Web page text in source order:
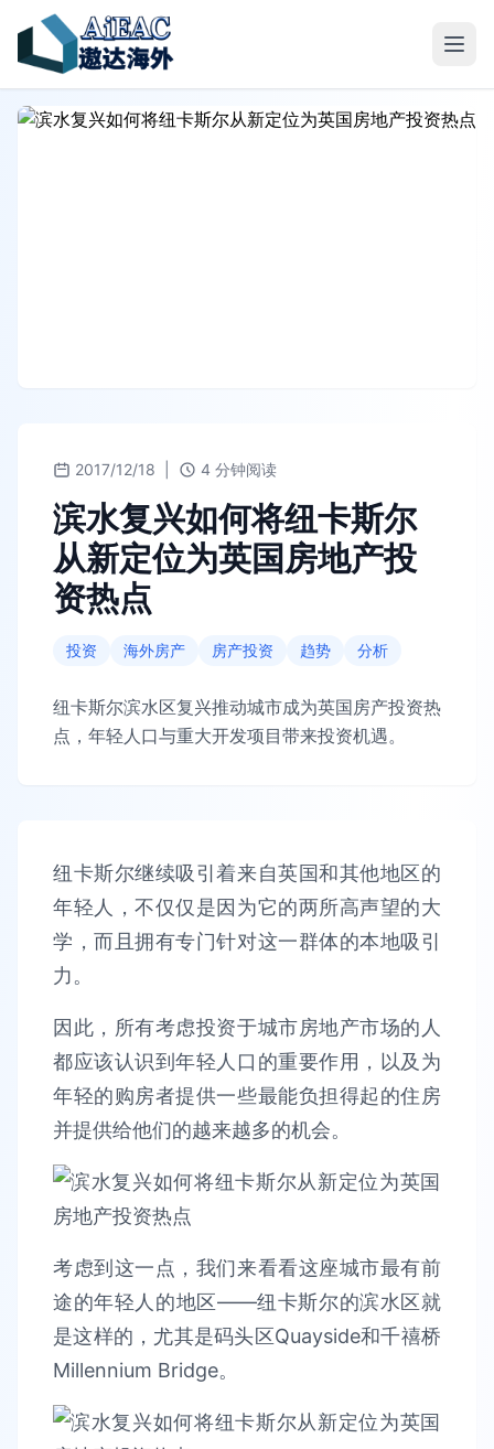
2017/12/18 4 分钟阅读
滨水复兴如何将纽卡斯尔
从新定位为英国房地产投
资热点
投资 海外房产 房产投资 趋势 分析
纽卡斯尔滨水区复兴推动城市成为英国房产投资热
点，年轻人口与重大开发项目带来投资机遇。
纽卡斯尔继续吸引着来自英国和其他地区的
年轻人，不仅仅是因为它的两所高声望的大
学，而且拥有专门针对这一群体的本地吸引
力。
因此，所有考虑投资于城市房地产市场的人
都应该认识到年轻人口的重要作用，以及为
年轻的购房者提供一些最能负担得起的住房
并提供给他们的越来越多的机会。
考虑到这一点，我们来看看这座城市最有前
途的年轻人的地区——纽卡斯尔的滨水区就
是这样的，尤其是码头区Quayside和千禧桥
Millennium Bridge。